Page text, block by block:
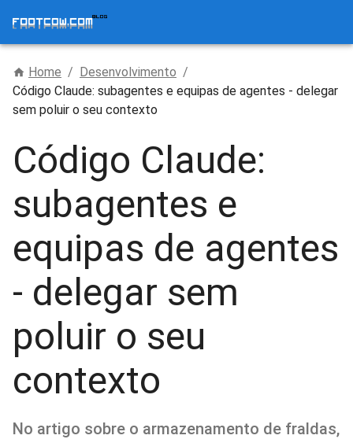
Home / Desenvolvimento /
Código Claude: subagentes e equipas de agentes - delegar
sem poluir o seu contexto
Código Claude:
subagentes e
equipas de agentes
- delegar sem
poluir o seu
contexto
No artigo sobre o armazenamento de fraldas,